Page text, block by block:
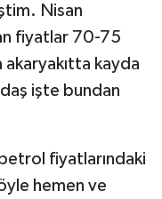
Nisan
fiyatlar 70-75
akaryakıtta kayda
işte bundan
fiyatlarındaki
hemen ve